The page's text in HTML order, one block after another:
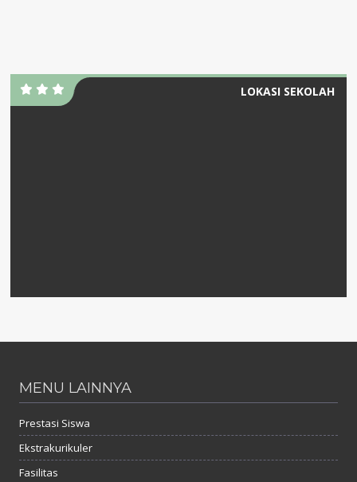
LOKASI SEKOLAH
MENU LAINNYA
Prestasi Siswa
Ekstrakurikuler
Fasilitas